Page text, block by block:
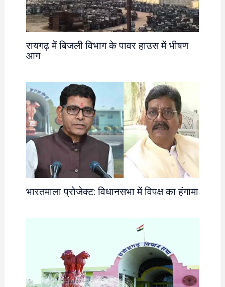
रायगढ़ में बिजली विभाग के पावर हाउस में भीषण
आग
भारतमाला प्रोजेक्ट: विधानसभा में विपक्ष का हंगामा